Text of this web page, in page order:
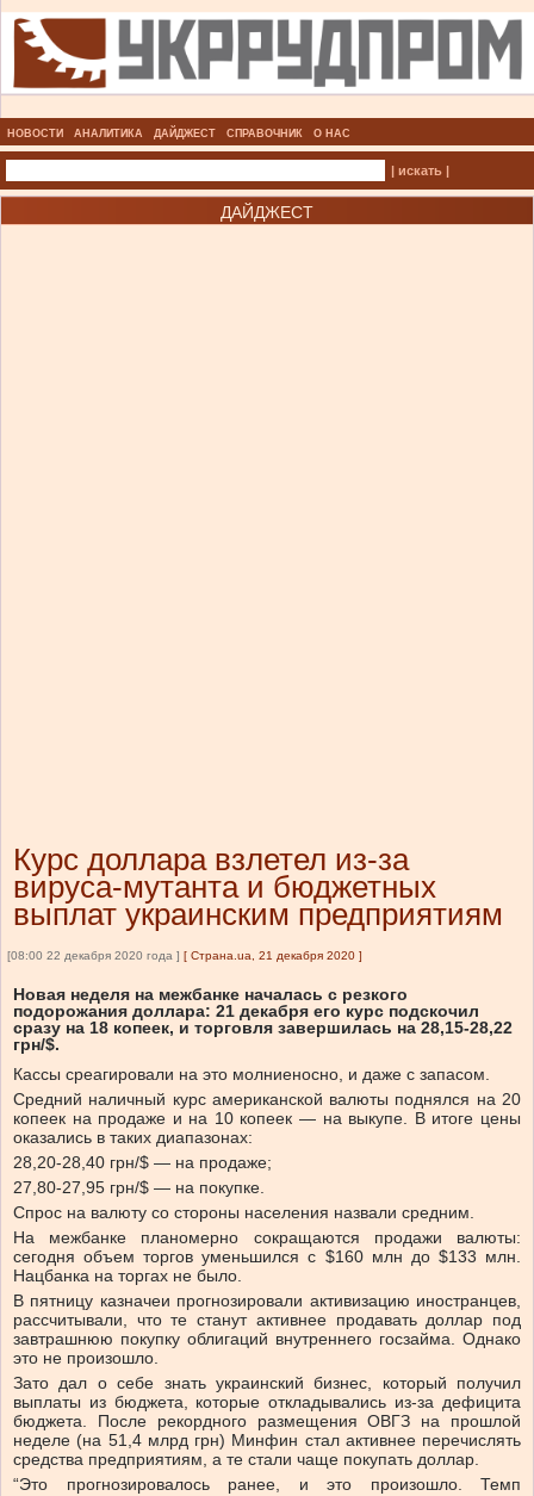
НОВОСТИ АНАЛИТИКА ДАЙДЖЕСТ СПРАВОЧНИК О НАС
| искать |
ДАЙДЖЕСТ
Курс доллара взлетел из-за
вируса-мутанта и бюджетных
выплат украинским предприятиям
[08:00 22 декабря 2020 года ] [ Страна.ua, 21 декабря 2020 ]
Новая неделя на межбанке началась с резкого
подорожания доллара: 21 декабря его курс подскочил
сразу на 18 копеек, и торговля завершилась на 28,15-28,22
грн/$.
Кассы среагировали на это молниеносно, и даже с запасом.
Средний наличный курс американской валюты поднялся на 20
копеек на продаже и на 10 копеек — на выкупе. В итоге цены
оказались в таких диапазонах:
28,20-28,40 грн/$ — на продаже;
27,80-27,95 грн/$ — на покупке.
Спрос на валюту со стороны населения назвали средним.
На межбанке планомерно сокращаются продажи валюты:
сегодня объем торгов уменьшился с $160 млн до $133 млн.
Нацбанка на торгах не было.
В пятницу казначеи прогнозировали активизацию иностранцев,
рассчитывали, что те станут активнее продавать доллар под
завтрашнюю покупку облигаций внутреннего госзайма. Однако
это не произошло.
Зато дал о себе знать украинский бизнес, который получил
выплаты из бюджета, которые откладывались из-за дефицита
бюджета. После рекордного размещения ОВГЗ на прошлой
неделе (на 51,4 млрд грн) Минфин стал активнее перечислять
средства предприятиям, а те стали чаще покупать доллар.
“Это прогнозировалось ранее, и это произошло. Темп